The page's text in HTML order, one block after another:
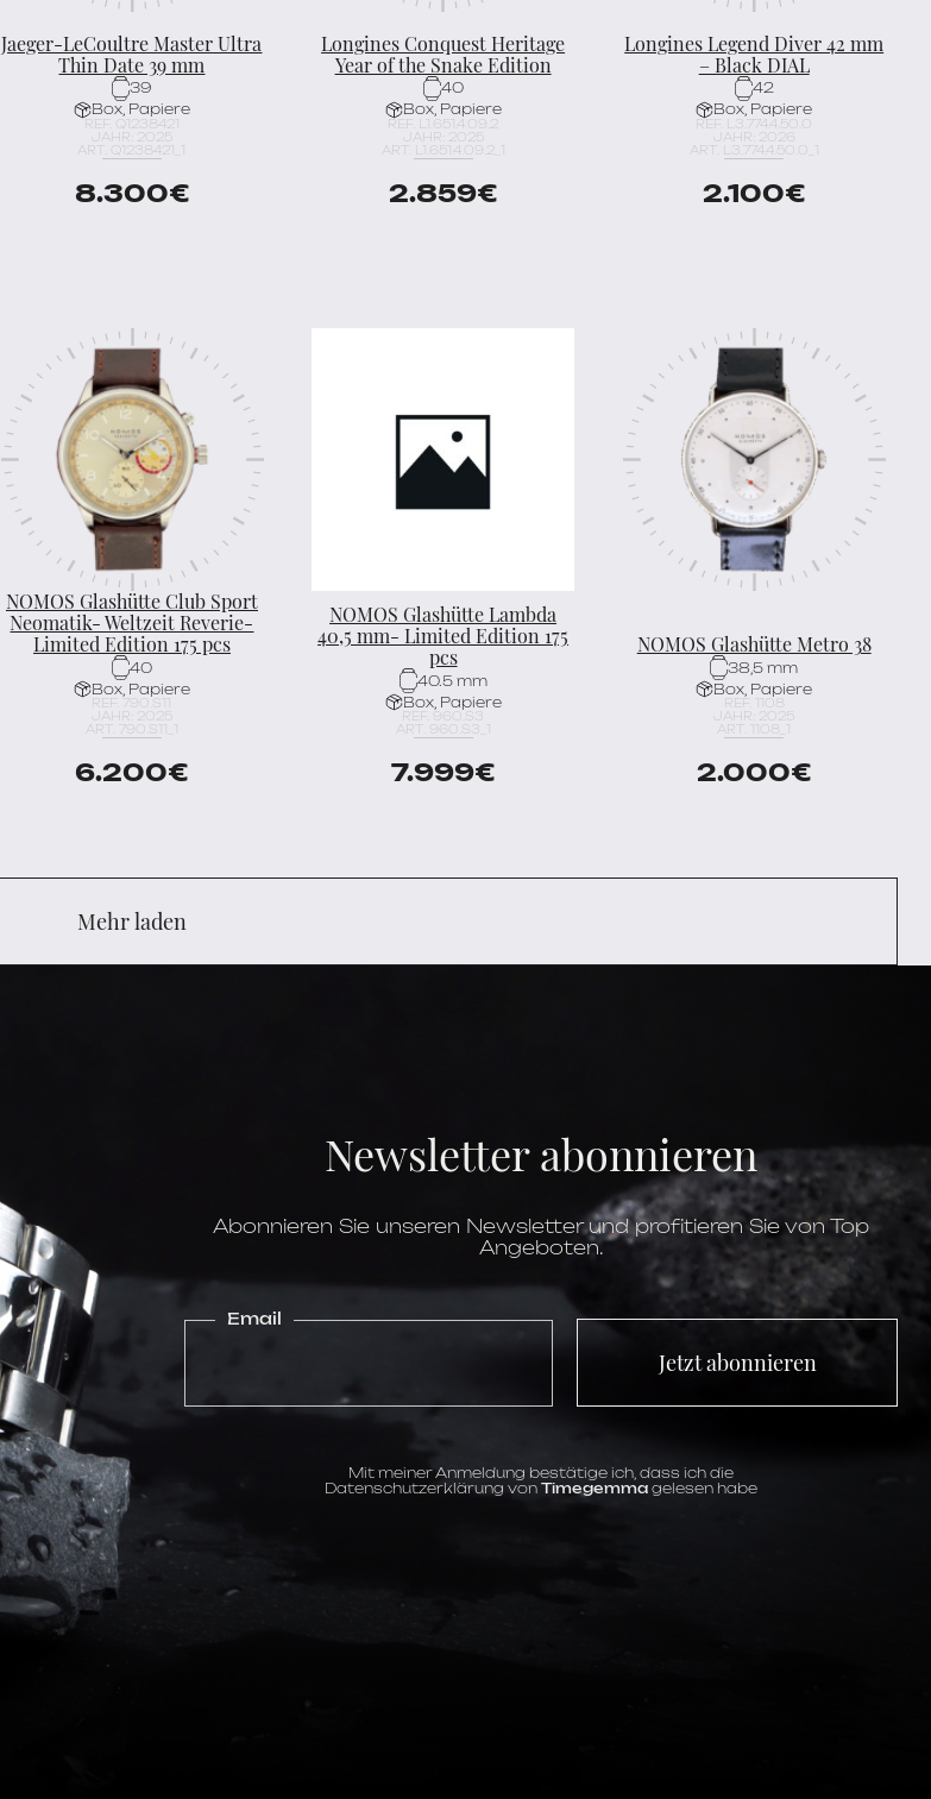
Jaeger-LeCoultre Master Ultra
Thin Date 39 mm
39
Box, Papiere
REF. Q1238421
JAHR: 2025
ART. Q1238421_1
8.300€
Longines Conquest Heritage
Year of the Snake Edition
40
Box, Papiere
REF. L1.651.4.09.2
JAHR: 2025
ART. L1.651.4.09.2_1
2.859€
Longines Legend Diver 42 mm
– Black DIAL
42
Box, Papiere
REF. L3.774.4.50.0
JAHR: 2026
ART. L3.774.4.50.0_1
2.100€
NOMOS Glashütte Club Sport
Neomatik- Weltzeit Reverie-
Limited Edition 175 pcs
40
Box, Papiere
REF. 790.S11
JAHR: 2025
ART. 790.S11_1
6.200€
NOMOS Glashütte Lambda
40,5 mm- Limited Edition 175
pcs
40.5 mm
Box, Papiere
REF. 960.S3
ART. 960.S3_1
7.999€
NOMOS Glashütte Metro 38
38,5 mm
Box, Papiere
REF. 1108
JAHR: 2025
ART. 1108_1
2.000€
Mehr laden
Newsletter abonnieren
Abonnieren Sie unseren Newsletter und profitieren Sie von Top
Angeboten.
Email
Jetzt abonnieren
Mit meiner Anmeldung bestätige ich, dass ich die
Datenschutzerklärung von Timegemma gelesen habe